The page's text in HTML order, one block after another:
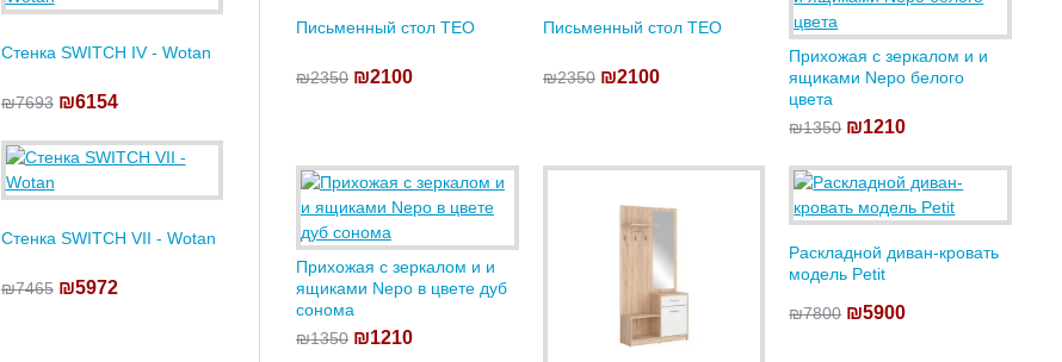
Стенка SWITCH IV - Wotan
₪7693 ₪6154
Стенка SWITCH VII - Wotan
₪7465 ₪5972
Письменный стол TEO
₪2350 ₪2100
Письменный стол TEO
₪2350 ₪2100
Прихожая с зеркалом и и
ящиками Nepo белого
цвета
₪1350 ₪1210
Прихожая с зеркалом и и
ящиками Nepo в цвете дуб
сонома
₪1350 ₪1210
Раскладной диван-кровать
модель Petit
₪7800 ₪5900